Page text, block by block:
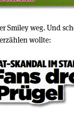
Smiley weg. Und
wollte: